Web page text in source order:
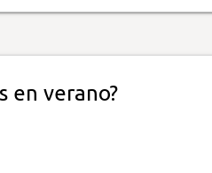
en verano?